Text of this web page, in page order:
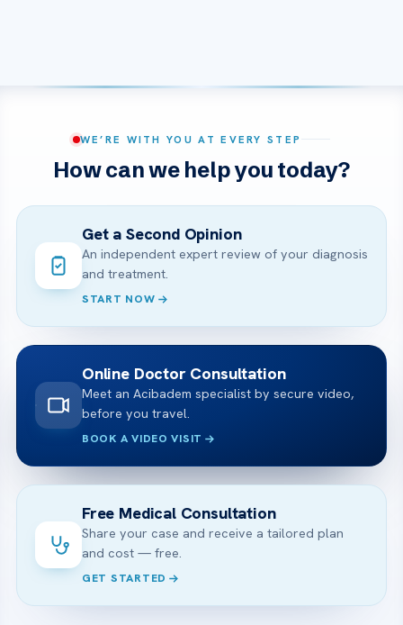
WE’RE WITH YOU AT EVERY STEP
How can we help you today?
Get a Second Opinion
An independent expert review of your diagnosis
and treatment.
START NOW
Online Doctor Consultation
Meet an Acibadem specialist by secure video,
before you travel.
BOOK A VIDEO VISIT
Free Medical Consultation
Share your case and receive a tailored plan
and cost — free.
GET STARTED